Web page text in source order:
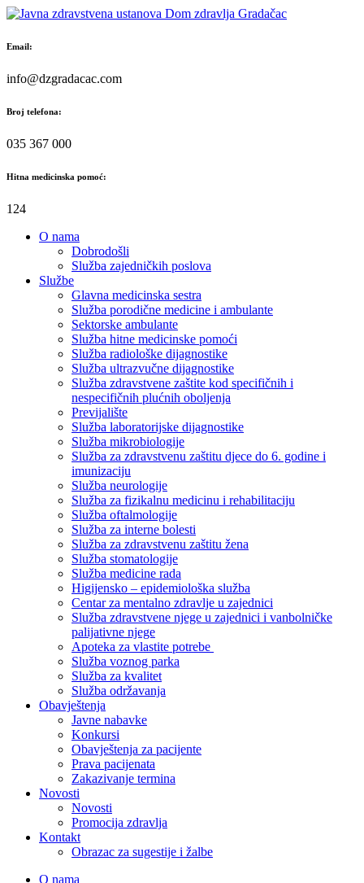
Skip
content
Email:
info@dzgradacac.com
Broj telefona:
035 367 000
Hitna medicinska pomoć:
124
O nama
Dobrodošli
Služba zajedničkih poslova
Službe
Glavna medicinska sestra
Služba porodične medicine i ambulante
Sektorske ambulante
Služba hitne medicinske pomoći
Služba radiološke dijagnostike
Služba ultrazvučne dijagnostike
Služba zdravstvene zaštite kod specifičnih i
nespecifičnih plućnih oboljenja
Previjalište
Služba laboratorijske dijagnostike
Služba mikrobiologije
Služba za zdravstvenu zaštitu djece do 6. godine i
imunizaciju
Služba neurologije
Služba za fizikalnu medicinu i rehabilitaciju
Služba oftalmologije
Služba za interne bolesti
Služba za zdravstvenu zaštitu žena
Služba stomatologije
Služba medicine rada
Higijensko – epidemiološka služba
Centar za mentalno zdravlje u zajednici
Služba zdravstvene njege u zajednici i vanbolničke
palijativne njege
Apoteka za vlastite potrebe
Služba voznog parka
Služba za kvalitet
Služba održavanja
Obavještenja
Javne nabavke
Konkursi
Obavještenja za pacijente
Prava pacijenata
Zakazivanje termina
Novosti
Novosti
Promocija zdravlja
Kontakt
Obrazac za sugestije i žalbe
O nama